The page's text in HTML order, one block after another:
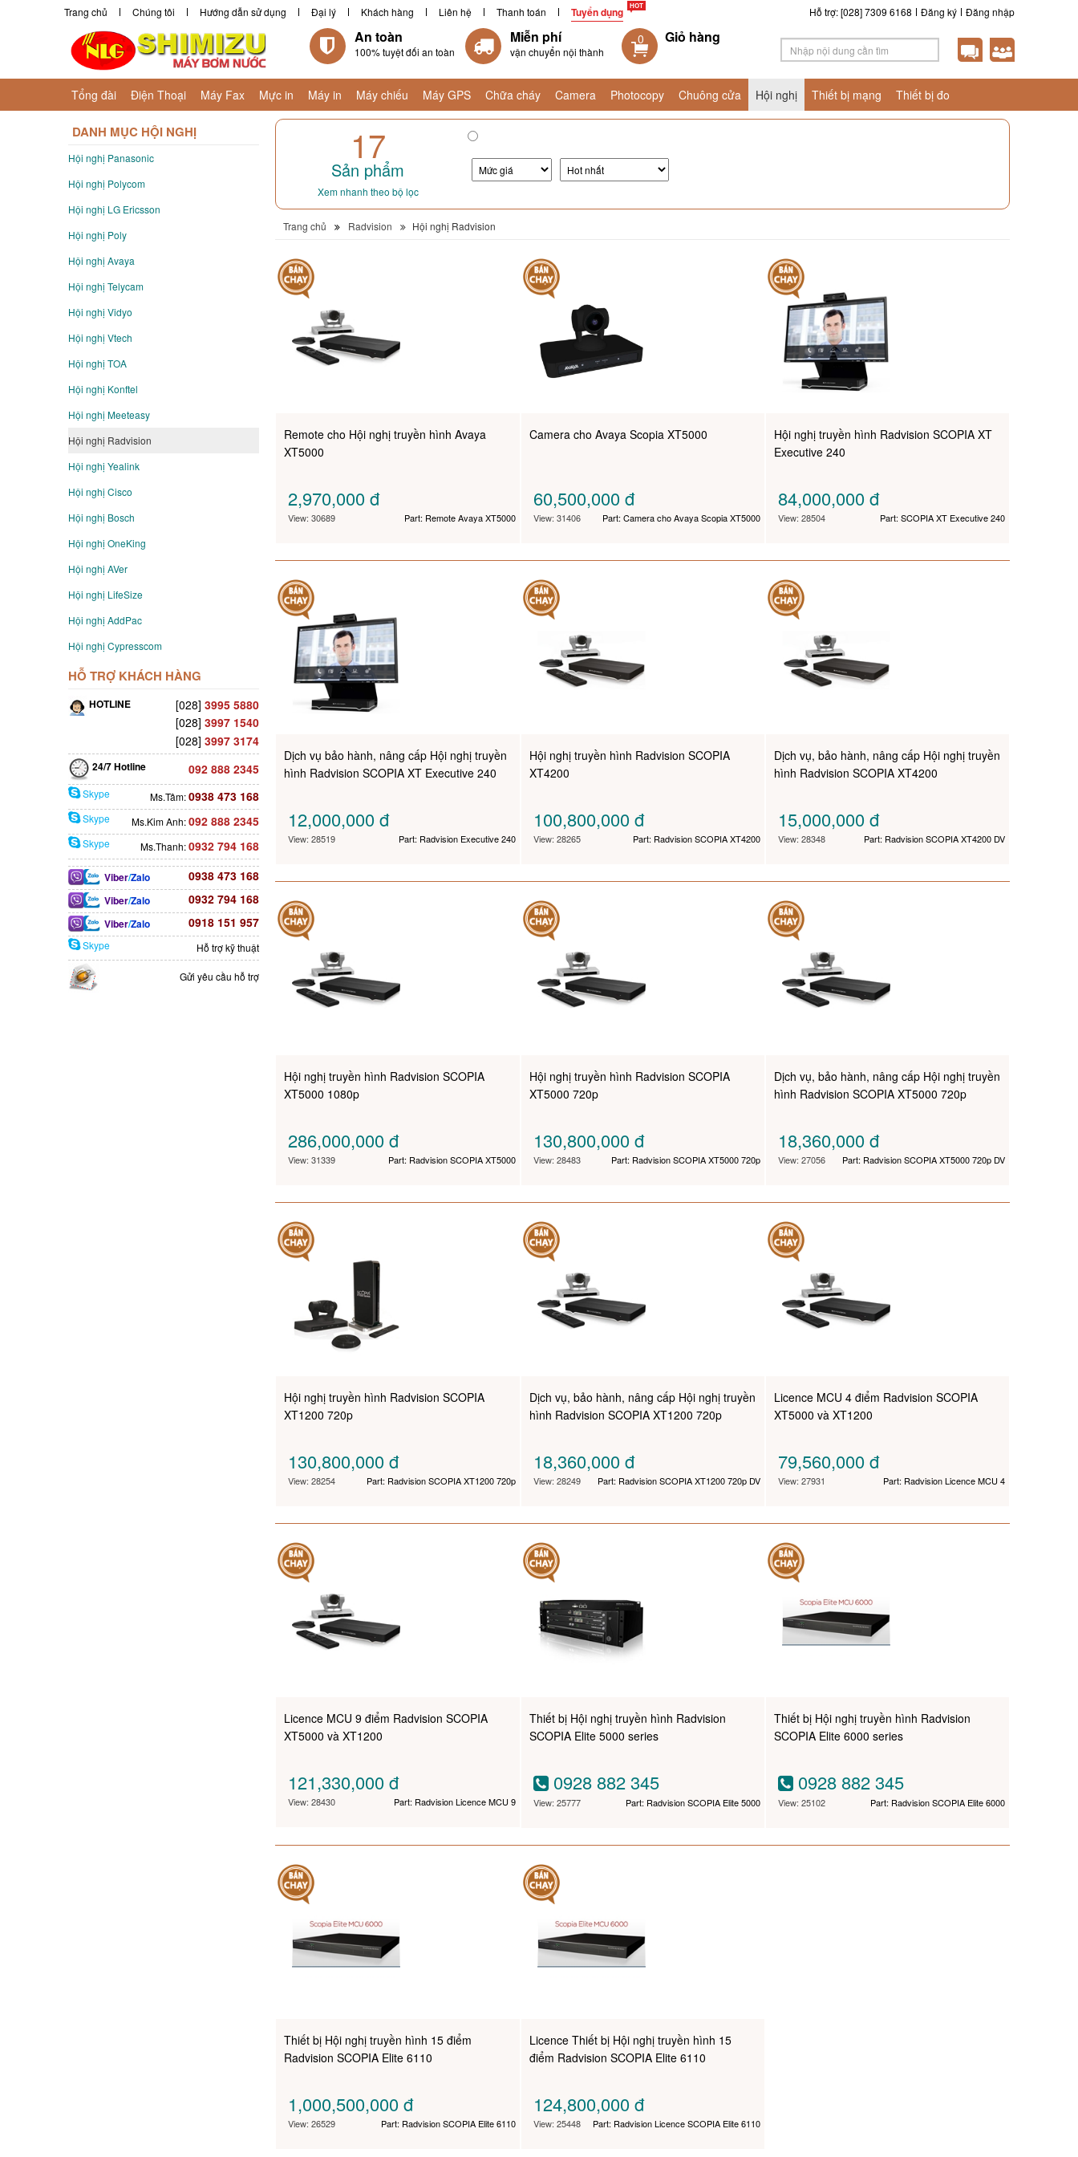
Trang chủ Chúng tôi Hướng dẫn sử dụng Đại lý Khách hàng Liên hệ Thanh toán Tuyển dụng Đăng nhập
Đăng ký
Hỗ trợ: [028] 7309 6168
An toàn
100% tuyệt đối an toàn
Miễn phí
vận chuyển nội thành
0 Giỏ hàng
Tổng đài Điện Thoại Máy Fax Mực in Máy in Máy chiếu Máy GPS Chữa cháy Camera Photocopy Chuông cửa Hội nghị Thiết bị mạng Thiết bị đo
DANH MỤC HỘI NGHỊ
Hội nghị Panasonic
Hội nghị Polycom
Hội nghị LG Ericsson
Hội nghị Poly
Hội nghị Avaya
Hội nghị Telycam
Hội nghị Vidyo
Hội nghị Vtech
Hội nghị TOA
Hội nghị Konftel
Hội nghị Meeteasy
Hội nghị Radvision
Hội nghị Yealink
Hội nghị Cisco
Hội nghị Bosch
Hội nghị OneKing
Hội nghị AVer
Hội nghị LifeSize
Hội nghị AddPac
Hội nghị Cypresscom
HỖ TRỢ KHÁCH HÀNG
HOTLINE [028]3995 5880
[028]3997 1540
[028]3997 3174
24/7 Hotline 092 888 2345
Skype Ms.Tâm:0938 473 168
Skype Ms.Kim Anh:092 888 2345
Skype Ms.Thanh:0932 794 168
Viber/Zalo 0938 473 168
Viber/Zalo 0932 794 168
Viber/Zalo 0918 151 957
Skype Hỗ trợ kỹ thuật
Gửi yêu cầu hỗ trợ
17
Sản phẩm
Xem nhanh theo bộ lọc
Trang chủ Radvision Hội nghị Radvision
Remote cho Hội nghị truyền hình Avaya
XT5000
2,970,000đ
View: 30689 Part: Remote Avaya XT5000
Camera cho Avaya Scopia XT5000
60,500,000đ
View: 31406 Part: Camera cho Avaya Scopia XT5000
Hội nghị truyền hình Radvision SCOPIA XT
Executive 240
84,000,000đ
View: 28504 Part: SCOPIA XT Executive 240
Dịch vụ bảo hành, nâng cấp Hội nghị truyền
hình Radvision SCOPIA XT Executive 240
12,000,000đ
View: 28519 Part: Radvision Executive 240
Hội nghị truyền hình Radvision SCOPIA
XT4200
100,800,000đ
View: 28265 Part: Radvision SCOPIA XT4200
Dịch vụ, bảo hành, nâng cấp Hội nghị truyền
hình Radvision SCOPIA XT4200
15,000,000đ
View: 28348 Part: Radvision SCOPIA XT4200 DV
Hội nghị truyền hình Radvision SCOPIA
XT5000 1080p
286,000,000đ
View: 31339 Part: Radvision SCOPIA XT5000
Hội nghị truyền hình Radvision SCOPIA
XT5000 720p
130,800,000đ
View: 28483 Part: Radvision SCOPIA XT5000 720p
Dịch vụ, bảo hành, nâng cấp Hội nghị truyền
hình Radvision SCOPIA XT5000 720p
18,360,000đ
View: 27056 Part: Radvision SCOPIA XT5000 720p DV
Hội nghị truyền hình Radvision SCOPIA
XT1200 720p
130,800,000đ
View: 28254 Part: Radvision SCOPIA XT1200 720p
Dịch vụ, bảo hành, nâng cấp Hội nghị truyền
hình Radvision SCOPIA XT1200 720p
18,360,000đ
View: 28249 Part: Radvision SCOPIA XT1200 720p DV
Licence MCU 4 điểm Radvision SCOPIA
XT5000 và XT1200
79,560,000đ
View: 27931 Part: Radvision Licence MCU 4
Licence MCU 9 điểm Radvision SCOPIA
XT5000 và XT1200
121,330,000đ
View: 28430 Part: Radvision Licence MCU 9
Thiết bị Hội nghị truyền hình Radvision
SCOPIA Elite 5000 series
0928 882 345
View: 25777 Part: Radvision SCOPIA Elite 5000
Thiết bị Hội nghị truyền hình Radvision
SCOPIA Elite 6000 series
0928 882 345
View: 25102 Part: Radvision SCOPIA Elite 6000
Thiết bị Hội nghị truyền hình 15 điểm
Radvision SCOPIA Elite 6110
1,000,500,000đ
View: 26529 Part: Radvision SCOPIA Elite 6110
Licence Thiết bị Hội nghị truyền hình 15
điểm Radvision SCOPIA Elite 6110
124,800,000đ
View: 25448 Part: Radvision Licence SCOPIA Elite 6110